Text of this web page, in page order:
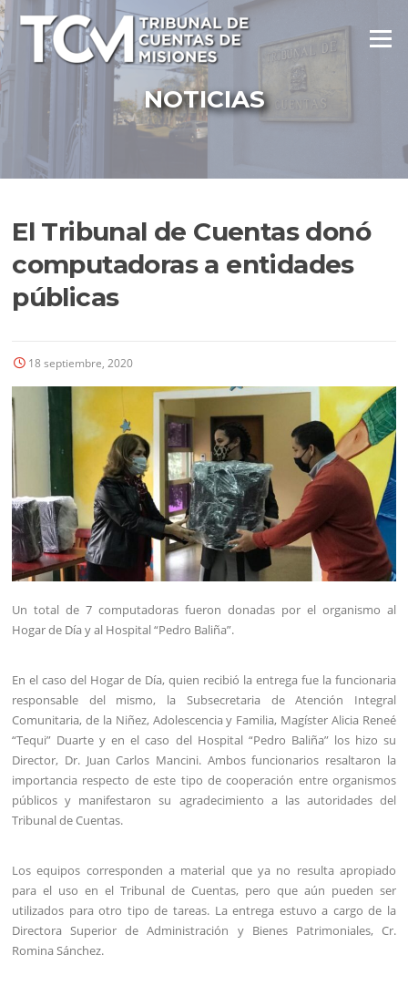
Ir
al
contenido
Menú
NOTICIAS
El Tribunal de Cuentas donó
computadoras a entidades
públicas
18 septiembre, 2020
Un total de 7 computadoras fueron donadas por el organismo al
Hogar de Día y al Hospital “Pedro Baliña”.
En el caso del Hogar de Día, quien recibió la entrega fue la funcionaria
responsable del mismo, la Subsecretaria de Atención Integral
Comunitaria, de la Niñez, Adolescencia y Familia, Magíster Alicia Reneé
“Tequi” Duarte y en el caso del Hospital “Pedro Baliña” los hizo su
Director, Dr. Juan Carlos Mancini. Ambos funcionarios resaltaron la
importancia respecto de este tipo de cooperación entre organismos
públicos y manifestaron su agradecimiento a las autoridades del
Tribunal de Cuentas.
Los equipos corresponden a material que ya no resulta apropiado
para el uso en el Tribunal de Cuentas, pero que aún pueden ser
utilizados para otro tipo de tareas. La entrega estuvo a cargo de la
Directora Superior de Administración y Bienes Patrimoniales, Cr.
Romina Sánchez.